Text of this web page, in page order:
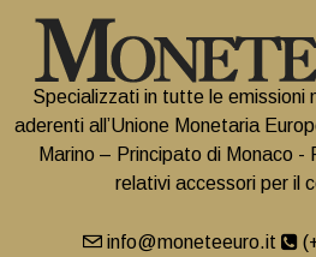
Specializzati in tutte le emissioni
aderenti all’Unione Monetaria
Marino – Principato di Monaco -
relativi accessori per il
info@moneteeuro.it